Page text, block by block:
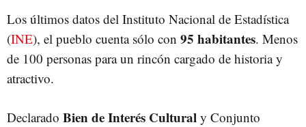
Los últimos datos del Instituto Nacional de Estadística
(INE), el pueblo cuenta sólo con 95 habitantes. Menos
de 100 personas para un rincón cargado de historia y
atractivo.
Declarado Bien de Interés Cultural y Conjunto